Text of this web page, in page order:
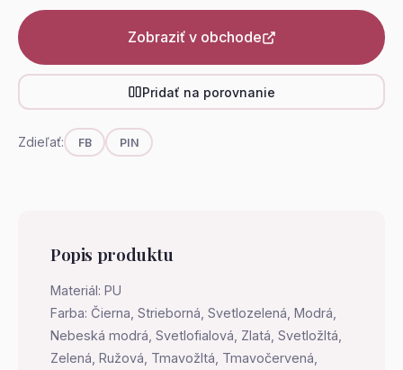
Zobraziť v obchode
Pridať na porovnanie
Zdieľať: FB PIN
Popis produktu
Materiál: PU
Farba: Čierna, Strieborná, Svetlozelená, Modrá,
Nebeská modrá, Svetlofialová, Zlatá, Svetložltá,
Zelená, Ružová, Tmavožltá, Tmavočervená,